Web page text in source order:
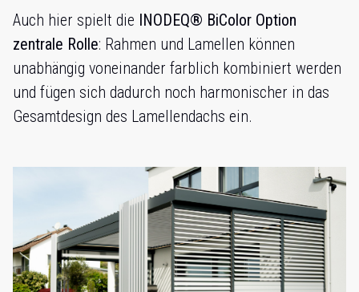
Auch hier spielt die INODEQ® BiColor Option
zentrale Rolle: Rahmen und Lamellen können
unabhängig voneinander farblich kombiniert werden
und fügen sich dadurch noch harmonischer in das
Gesamtdesign des Lamellendachs ein.